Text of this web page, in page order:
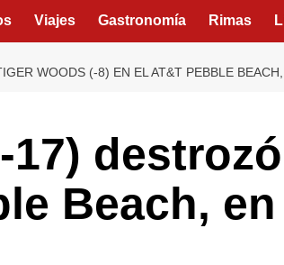
Viajes Gastronomía Rimas
WOODS (-8) EN EL AT&T PEBBLE
Beach,